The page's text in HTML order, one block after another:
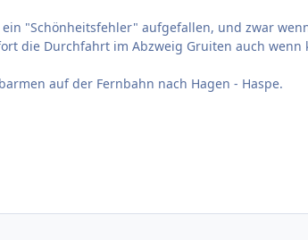
"Schönheitsfehler" aufgefallen, und zwar
die Durchfahrt im Abzweig Gruiten auch
auf der Fernbahn nach Hagen - Haspe.